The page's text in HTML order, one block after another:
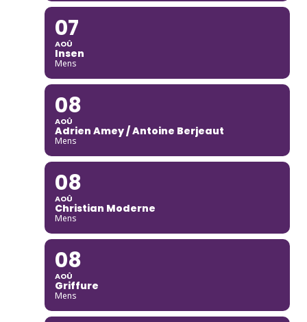
07
AOÛ
Insen
Mens
08
AOÛ
Adrien Amey / Antoine Berjeaut
Mens
08
AOÛ
Christian Moderne
Mens
08
AOÛ
Griffure
Mens